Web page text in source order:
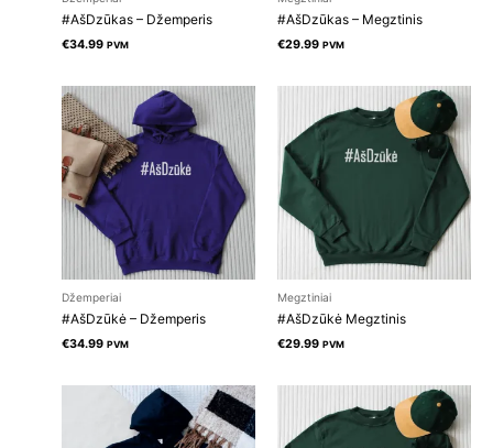
#AšDzūkas – Džemperis
€34.99 PVM
#AšDzūkas – Megztinis
€29.99 PVM
Džemperiai
#AšDzūkė – Džemperis
€34.99 PVM
Megztiniai
#AšDzūkė Megztinis
€29.99 PVM